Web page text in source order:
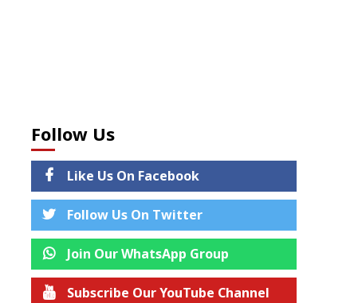
Follow Us
Like Us On Facebook
Follow Us On Twitter
Join Our WhatsApp Group
Subscribe Our YouTube Channel